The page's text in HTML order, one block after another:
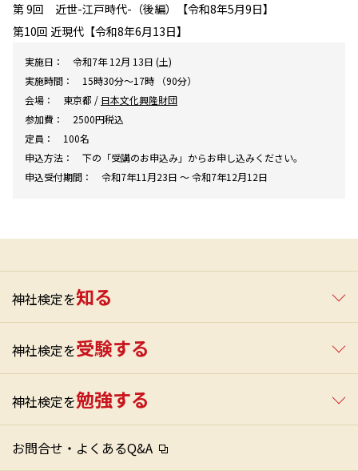
第 9回 近世-江戸時代-（後編）【令和8年5月9日】
第10回 近現代【令和8年6月13日】
実施日：
令和7年 12月 13日 (土)
実施時間：
15時30分～17時 （90分）
会場：
東京都 / 日本文化興隆財団
参加費：
2500円税込
定員：
100名
申込方法：
下の「受講のお申込み」からお申し込みください。
申込受付期間：
令和7年11月23日 ～ 令和7年12月12日
神社検定を知る
神社検定を受験する
神社検定を勉強する
お問合せ・よくあるQ&A